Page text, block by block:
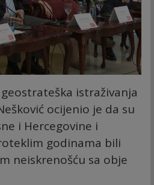
istraživanja
ocijenio je da su
i Hercegovine i
godinama bili
neiskrenošću sa obje